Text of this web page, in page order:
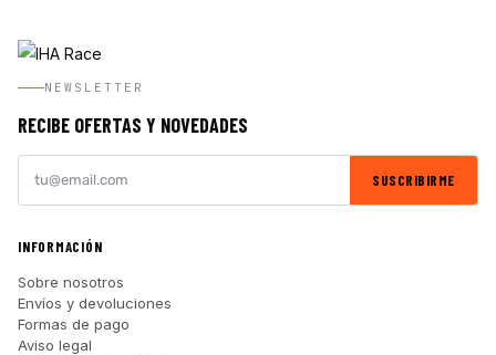
NEWSLETTER
RECIBE OFERTAS Y NOVEDADES
SUSCRIBIRME
INFORMACIÓN
Sobre nosotros
Envíos y devoluciones
Formas de pago
Aviso legal